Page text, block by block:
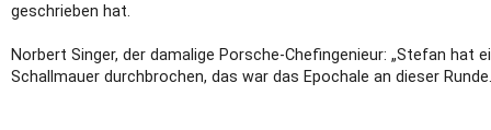
geschrieben hat.
Norbert Singer, der damalige Porsche-Chefingenieur: „Stefan hat
Schallmauer durchbrochen, das war das Epochale an dieser